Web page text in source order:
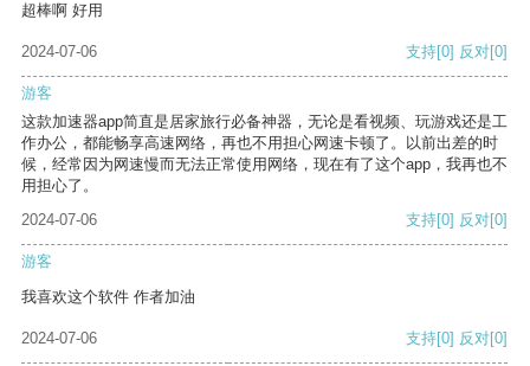
超棒啊 好用
2024-07-06 支持[0] 反对[0]
游客
这款加速器app简直是居家旅行必备神器，无论是看视频、玩游戏还是工
作办公，都能畅享高速网络，再也不用担心网速卡顿了。以前出差的时
候，经常因为网速慢而无法正常使用网络，现在有了这个app，我再也不
用担心了。
2024-07-06
支持[0] 反对[0]
游客
我喜欢这个软件 作者加油
2024-07-06 支持[0] 反对[0]